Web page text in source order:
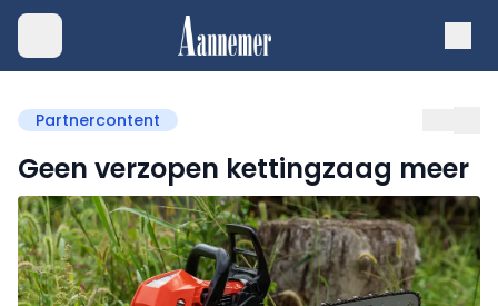
Partnercontent
Geen verzopen kettingzaag meer